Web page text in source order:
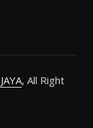
, All Right